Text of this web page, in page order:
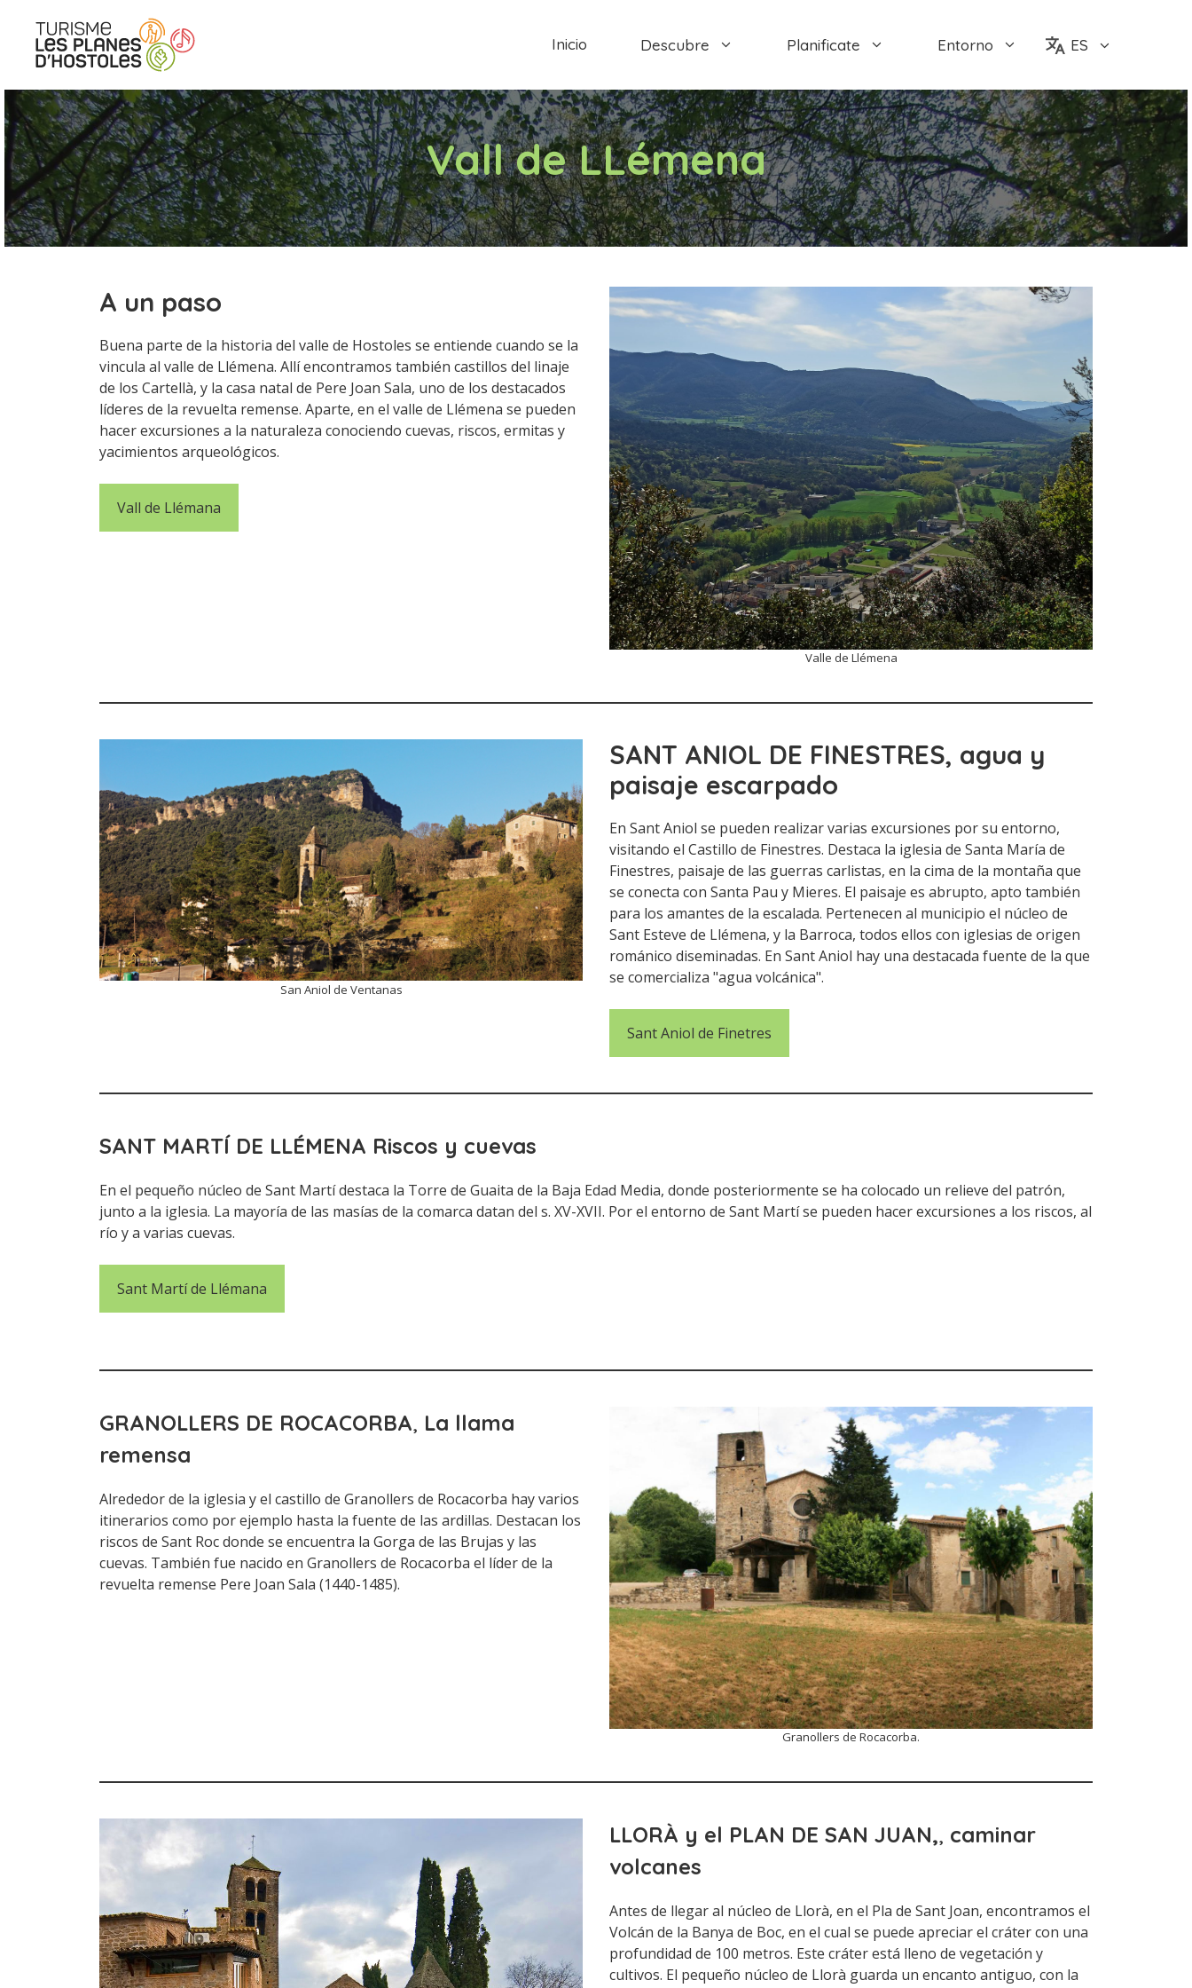
contenido
Inicio Descubre Planificate Entorno ES
Vall de LLémena
A un paso
Buena parte de la historia del valle de Hostoles se entiende cuando se la
vincula al valle de Llémena. Allí encontramos también castillos del linaje
de los Cartellà, y la casa natal de Pere Joan Sala, uno de los destacados
líderes de la revuelta remense. Aparte, en el valle de Llémena se pueden
hacer excursiones a la naturaleza conociendo cuevas, riscos, ermitas y
yacimientos arqueológicos.
Vall de Llémana
Valle de Llémena
San Aniol de Ventanas
SANT ANIOL DE FINESTRES, agua y
paisaje escarpado
En Sant Aniol se pueden realizar varias excursiones por su entorno,
visitando el Castillo de Finestres. Destaca la iglesia de Santa María de
Finestres, paisaje de las guerras carlistas, en la cima de la montaña que
se conecta con Santa Pau y Mieres. El paisaje es abrupto, apto también
para los amantes de la escalada. Pertenecen al municipio el núcleo de
Sant Esteve de Llémena, y la Barroca, todos ellos con iglesias de origen
románico diseminadas. En Sant Aniol hay una destacada fuente de la que
se comercializa "agua volcánica".
Sant Aniol de Finetres
SANT MARTÍ DE LLÉMENA Riscos y cuevas
En el pequeño núcleo de Sant Martí destaca la Torre de Guaita de la Baja Edad Media, donde posteriormente se ha colocado un relieve del patrón,
junto a la iglesia. La mayoría de las masías de la comarca datan del s. XV-XVII. Por el entorno de Sant Martí se pueden hacer excursiones a los riscos, al
río y a varias cuevas.
Sant Martí de Llémana
GRANOLLERS DE ROCACORBA, La llama
remensa
Alrededor de la iglesia y el castillo de Granollers de Rocacorba hay varios
itinerarios como por ejemplo hasta la fuente de las ardillas. Destacan los
riscos de Sant Roc donde se encuentra la Gorga de las Brujas y las
cuevas. También fue nacido en Granollers de Rocacorba el líder de la
revuelta remense Pere Joan Sala (1440-1485).
Granollers de Rocacorba.
LLORÀ y el PLAN DE SAN JUAN,, caminar
volcanes
Antes de llegar al núcleo de Llorà, en el Pla de Sant Joan, encontramos el
Volcán de la Banya de Boc, en el cual se puede apreciar el cráter con una
profundidad de 100 metros. Este cráter está lleno de vegetación y
cultivos. El pequeño núcleo de Llorà guarda un encanto antiguo, con la